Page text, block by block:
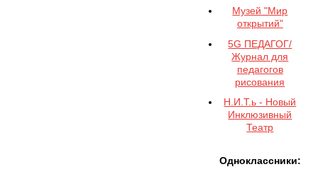
Музей "Мир
открытий"
5G ПЕДАГОГ/
Журнал для
педагогов
рисования
Н.И.Т.ь - Новый
Инклюзивный
Театр
Одноклассники: